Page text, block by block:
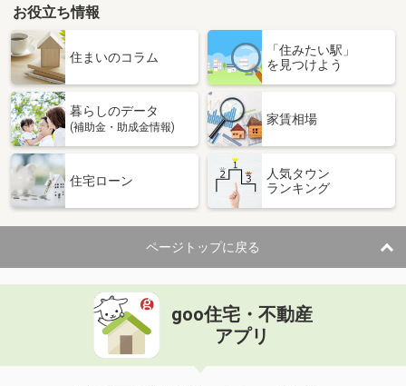
お役立ち情報
住まいのコラム
「住みたい駅」
を見つけよう
暮らしのデータ
(補助金・助成金情報)
家賃相場
住宅ローン
人気タウン
ランキング
ページトップに戻る
goo住宅・不動産
アプリ